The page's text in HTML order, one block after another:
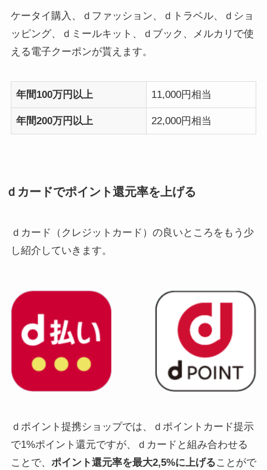
ケータイ購入、ｄファッション、ｄトラベル、ｄショ
ッピング、ｄミールキット、ｄブック、メルカリで使
える電子クーポンが貰えます。
年間100万円以上 11,000円相当
年間200万円以上 22,000円相当
ｄカードでポイント還元率を上げる
ｄカード（クレジットカード）の良いところをもう少
し紹介していきます。
ｄポイント提携ショップでは、ｄポイントカード提示
で1%ポイント還元ですが、ｄカードと組み合わせる
ことで、 ポイント還元率を最大2,5%に上げることがで